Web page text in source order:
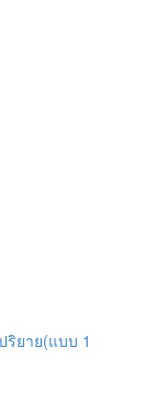
ยาย(แบบ 1